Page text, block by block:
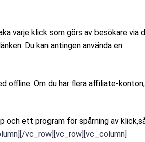
varje klick som görs av besökare via
Du kan antingen använda en
offline. Om du har flera affiliate-
och ett program för spårning av
vc_row][vc_row][vc_column]